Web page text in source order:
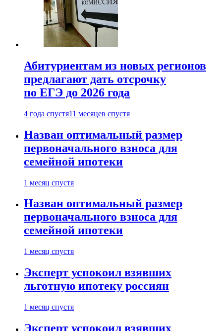
Абитуриентам из новых регионов
предлагают дать отсрочку
по ЕГЭ до 2026 года
4 года спустя11 месяцев спустя
Назван оптимальный размер
первоначального взноса для
семейной ипотеки
1 месяц спустя
Назван оптимальный размер
первоначального взноса для
семейной ипотеки
1 месяц спустя
Эксперт успокоил взявших
льготную ипотеку россиян
1 месяц спустя
Эксперт успокоил взявших